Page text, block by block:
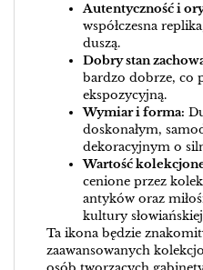
Autentyczność i
współczesna
duszą.
Dobry stan
bardzo dobrze, co
ekspozycyjną.
Wymiar i forma:
doskonałym,
dekoracyjnym o
Wartość
cenione przez
antyków oraz
kultury
Ta ikona będzie
zaawansowanych